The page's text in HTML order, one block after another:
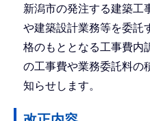
新潟市の発注する建築工
や建築設計業務等を委託
格のもととなる工事費内
の工事費や業務委託料の
知らせします。